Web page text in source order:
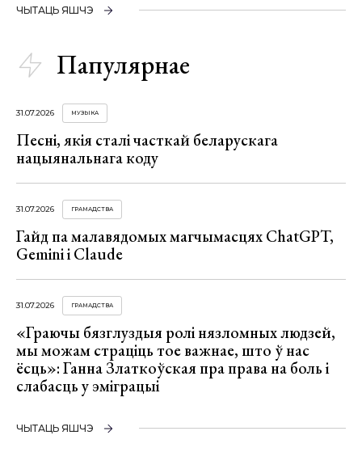
ЧЫТАЦЬ ЯШЧЭ
Папулярнае
31.07.2026 МУЗЫКА
Песні, якія сталі часткай беларускага
нацыянальнага коду
31.07.2026 ГРАМАДСТВА
Гайд па малавядомых магчымасцях ChatGPT,
Gemini і Claude
31.07.2026 ГРАМАДСТВА
«Граючы бязглуздыя ролі нязломных людзей,
мы можам страціць тое важнае, што ў нас
ёсць»: Ганна Златкоўская пра права на боль і
слабасць у эміграцыі
ЧЫТАЦЬ ЯШЧЭ